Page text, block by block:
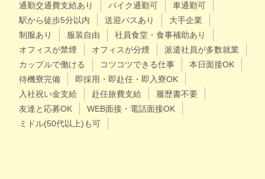
通勤交通費支給あり
バイク通勤可
車通勤可
駅から徒歩5分以内
送迎バスあり
大手企業
制服あり
服装自由
社員食堂・食事補助あり
オフィスが禁煙
オフィスが分煙
派遣社員が多数就業
カップルで働ける
コツコツできる仕事
本日面接OK
待機寮完備
即採用・即赴任・即入寮OK
入社祝い金支給
赴任旅費支給
履歴書不要
友達と応募OK
WEB面接・電話面接OK
ミドル(50代以上)も可